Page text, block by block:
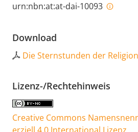
urn:nbn:at:at-dai-10093
Download
Die Sternstunden der Religion
Lizenz-/Rechtehinweis
Creative Commons